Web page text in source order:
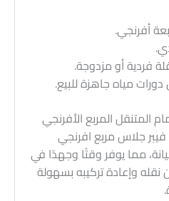
أفرنجي.
فردية أو مزدوجة.
مياه جاهزة للبيع.
المتنقل المربع الأفرنجي
جلاس مربع افرنجي
مما يوفر وقتًا وجهدًا في
وإعادة تركيبه بسهولة